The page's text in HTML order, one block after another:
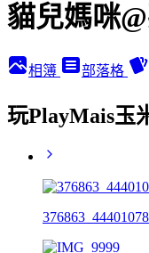
貓兒媽咪
相簿 部落格
玩PlayMais玉